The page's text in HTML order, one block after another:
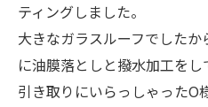
ティングしました。
大きなガラスルーフでした
に油膜落としと撥水加工をし
引き取りにいらっしゃったO